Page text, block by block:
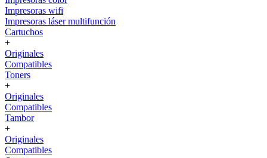
Impresoras wifi
Impresoras láser multifunción
Cartuchos
+
Originales
Compatibles
Toners
+
Originales
Compatibles
Tambor
+
Originales
Compatibles